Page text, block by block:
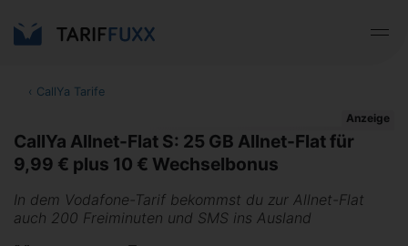
‹ CallYa Tarife
Anzeige
CallYa Allnet-Flat S: 25 GB Allnet-Flat für
9,99 € plus 10 € Wechselbonus
In dem Vodafone-Tarif bekommst du zur Allnet-Flat
auch 200 Freiminuten und SMS ins Ausland